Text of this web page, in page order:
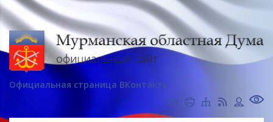
Официальная страница ВКонтакте